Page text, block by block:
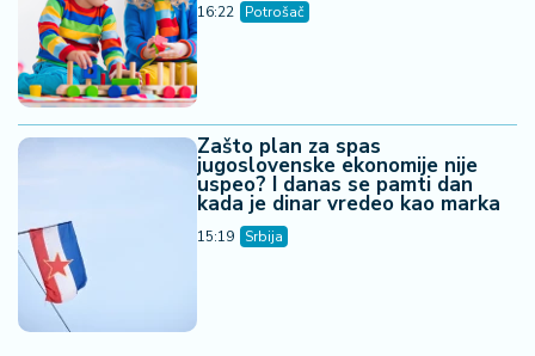
16:22 Potrošač
Zašto plan za spas
jugoslovenske ekonomije nije
uspeo? I danas se pamti dan
kada je dinar vredeo kao marka
15:19 Srbija